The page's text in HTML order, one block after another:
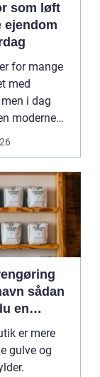
som løft
ejendom
for mange
med
i dag
moderne
så meg...
en
butik
er mere
gulve og